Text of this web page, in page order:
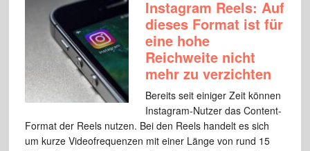
Instagram Reels: Auf
dieses Format ist für
eine hohe
Reichweite nicht
mehr zu verzichten
Bereits seit einiger Zeit können
Instagram-Nutzer das Content-
Format der Reels nutzen. Bei den Reels handelt es sich
um kurze Videofrequenzen mit einer Länge von rund 15